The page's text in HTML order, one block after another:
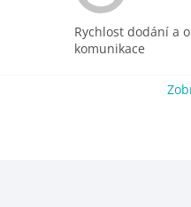
Rychlost dodání a
komunikace